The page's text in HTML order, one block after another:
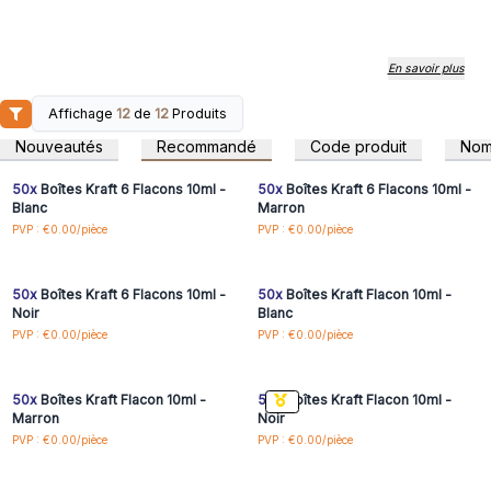
Disponibles en quatre tailles et trois couleurs, ces coffrets
mélanges Roll on, aux huiles essentielles de 50 ml, aux
huiles de base et aux huiles de massage.
Commandez aujourd'hui pour ajouter de la
valeur à votre gamme d'aromathérapie et
de parfums d'intérieur.
En savoir plus
Affichage 12 de 12 Produits
Nouveautés Recommandé Code produit
Connectez-vous ou
inscrivez-vous pour
accéder aux prix de gros
50xBoîtes Kraft 6 Flacons 10ml -
Blanc
PVP : €0.00/pièce
inscrivez-vous pour
accéder aux prix de gros
50xBoîtes Kraft 6 Flacons 10ml -
Marron
PVP : €0.00/pièce
Connectez-vous ou
50xBoîtes Kraft 6 Flacons 10ml -
Noir
PVP : €0.00/pièce
Connectez-vous ou
50xBoîtes Kraft Flacon 10ml -
Blanc
PVP : €0.00/pièce
Connectez-vous ou
50xBoîtes Kraft Flacon 10ml -
Marron
PVP : €0.00/pièce
Connectez-vous ou
50xBoîtes Kraft Flacon 10ml -
Noir
PVP : €0.00/pièce
Connectez-vous ou
Connectez-vous ou